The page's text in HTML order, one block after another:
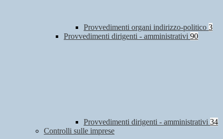
Provvedimenti organi indirizzo-politico 3
Provvedimenti dirigenti - amministrativi 90
Provvedimenti dirigenti - amministrativi 34
Controlli sulle imprese